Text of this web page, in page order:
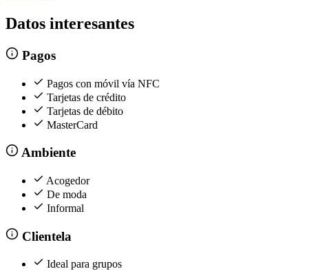
Datos interesantes
Pagos
Pagos con móvil vía NFC
Tarjetas de crédito
Tarjetas de débito
MasterCard
Ambiente
Acogedor
De moda
Informal
Clientela
Ideal para grupos